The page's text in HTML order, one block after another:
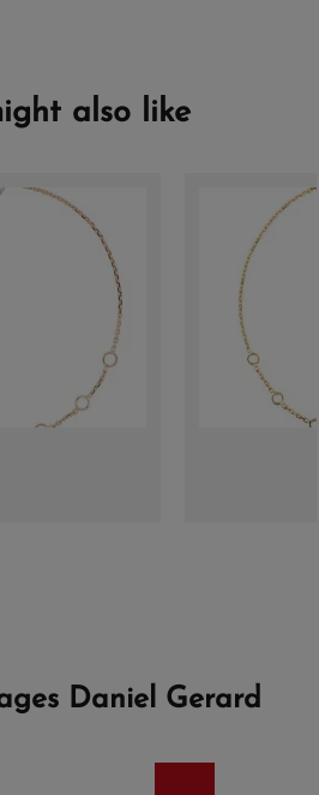
also like
Daniel Gerard